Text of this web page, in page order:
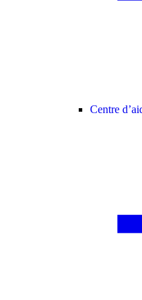
Centre